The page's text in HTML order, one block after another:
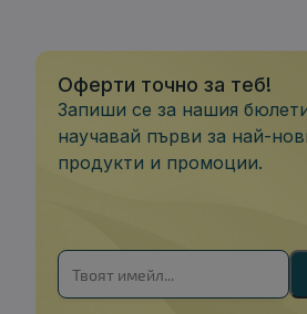
Оферти точно за теб!
Запиши се за нашия
научавай първи за най-
продукти и промоции.